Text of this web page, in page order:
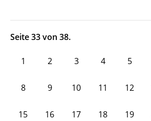
Seite 33 von 38.
1 2 3 4 5
8 9 10 11 12
15 16 17 18 19